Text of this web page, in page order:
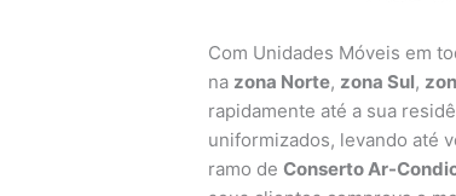
Com Unidades Móveis em
na zona Norte, zona Sul,
rapidamente até a sua
uniformizados, levando até
ramo deConserto Ar-